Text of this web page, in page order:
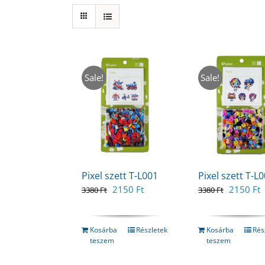
Sale!
Pixel szett T-L001
3380Ft Original
was:
3380 Ft.
2150 FtCurrent
is:
2150 Ft.
Kosárba
teszem
Részletek
Sale!
Pixel szett T-
3380Ft Original
was:
3380 Ft.
2150 Ft
Kosárba
teszem